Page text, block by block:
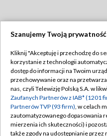
Abonament TVP
Emisja w TVP
Centrum informacji TVP
Naziemna Telewizja
Szanujemy Twoją prywatność
Kliknij "Akceptuję i przechodzę do
korzystanie z technologii
dostęp do informacji na Twoim
przechowywanie oraz na
nas, czyli Telewizję Polską S.A. w
Zaufanych Partnerów z IAB* (1201
Partnerów TVP (93 firm), w celach
zautomatyzowanego dopasowania
mierzenia ich skuteczności) i
także zgody na udostępnianie przez